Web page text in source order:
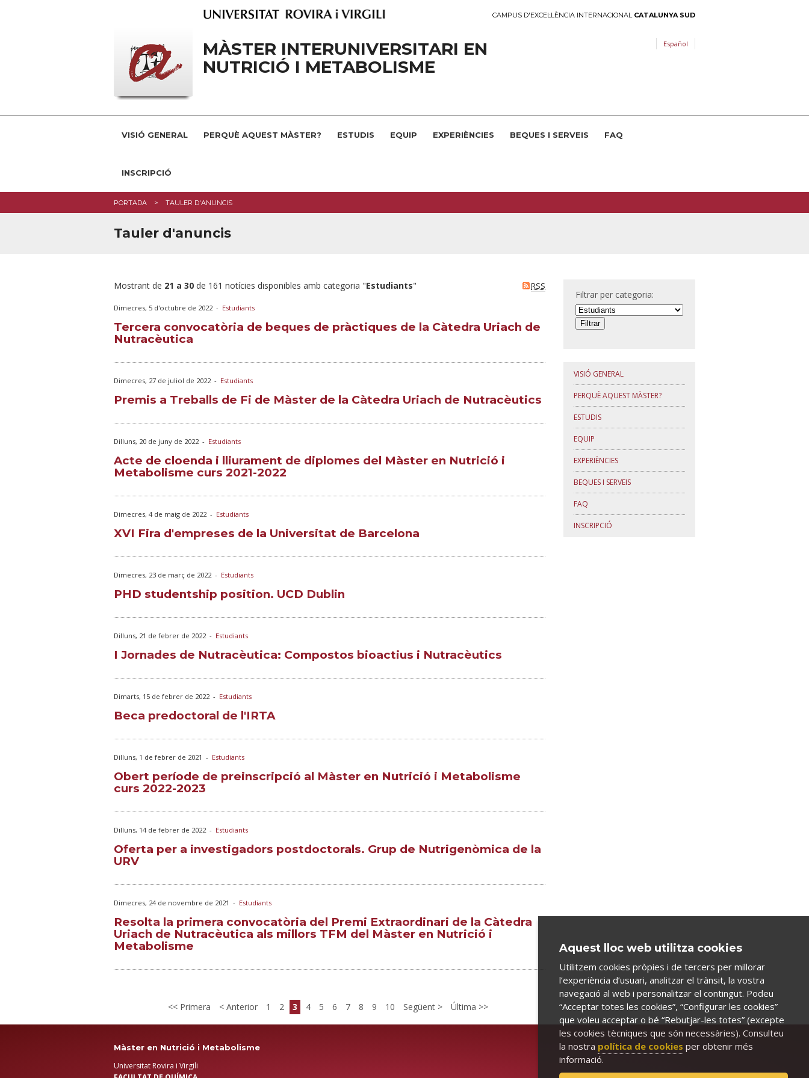
CAMPUS D'EXCEL·LÈNCIA INTERNACIONAL CATALUNYA SUD
MÀSTER INTERUNIVERSITARI EN
NUTRICIÓ I METABOLISME
Español
VISIÓ GENERAL PERQUÈ AQUEST MÀSTER? ESTUDIS EQUIP EXPERIÈNCIES BEQUES I SERVEIS FAQ
INSCRIPCIÓ
PORTADA TAULER D'ANUNCIS
Tauler d'anuncis
RSS
Mostrant de 21 a 30 de 161 notícies disponibles amb categoria "Estudiants"
Dimecres, 5 d'octubre de 2022- Estudiants
Tercera convocatòria de beques de pràctiques de la Càtedra Uriach de
Nutracèutica
Dimecres, 27 de juliol de 2022- Estudiants
Premis a Treballs de Fi de Màster de la Càtedra Uriach de Nutracèutics
Dilluns, 20 de juny de 2022- Estudiants
Acte de cloenda i lliurament de diplomes del Màster en Nutrició i
Metabolisme curs 2021-2022
Dimecres, 4 de maig de 2022- Estudiants
XVI Fira d'empreses de la Universitat de Barcelona
Dimecres, 23 de març de 2022- Estudiants
PHD studentship position. UCD Dublin
Dilluns, 21 de febrer de 2022- Estudiants
I Jornades de Nutracèutica: Compostos bioactius i Nutracèutics
Dimarts, 15 de febrer de 2022- Estudiants
Beca predoctoral de l'IRTA
Dilluns, 1 de febrer de 2021 - Estudiants
Obert període de preinscripció al Màster en Nutrició i Metabolisme
curs 2022-2023
Dilluns, 14 de febrer de 2022- Estudiants
Oferta per a investigadors postdoctorals. Grup de Nutrigenòmica de la
URV
Dimecres, 24 de novembre de 2021 - Estudiants
Resolta la primera convocatòria del Premi Extraordinari de la Càtedra
Uriach de Nutracèutica als millors TFM del Màster en Nutrició i
Metabolisme
Primera Anterior 1 2 3 4 5 6 7 8 9 10 Següent Última
Filtrar per categoria:
VISIÓ GENERAL
PERQUÈ AQUEST MÀSTER?
ESTUDIS
EQUIP
EXPERIÈNCIES
BEQUES I SERVEIS
FAQ
INSCRIPCIÓ
Màster en Nutrició i Metabolisme
Universitat Rovira i Virgili
Aquest lloc web utilitza cookies
Utilitzem cookies pròpies i de tercers per millorar
l’experiència d’usuari, analitzar el trànsit, la vostra
navegació al web i personalitzar el contingut. Podeu
“Acceptar totes les cookies”, “Configurar les cookies”
que voleu acceptar o bé “Rebutjar-les totes” (excepte
les cookies tècniques que són necessàries). Consulteu
la nostra política de cookies per obtenir més
informació.